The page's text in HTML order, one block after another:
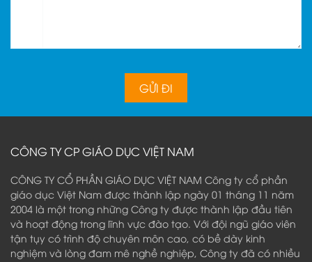
CÔNG TY CP GIÁO DỤC VIỆT NAM
CÔNG TY CỔ PHẦN GIÁO DỤC VIỆT NAM Công ty cổ phần
giáo dục Việt Nam được thành lập ngày 01 tháng 11 năm
2004 là một trong những Công ty được thành lập đầu tiên
và hoạt động trong lĩnh vực đào tạo. Với đội ngũ giáo viên
tận tụy có trình độ chuyên môn cao, có bề dày kinh
nghiệm và lòng đam mê nghề nghiệp, Công ty đã có nhiều